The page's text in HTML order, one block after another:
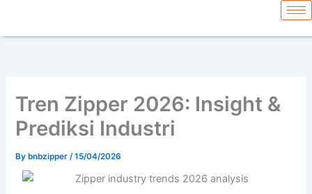
content
Tren Zipper 2026: Insight &
Prediksi Industri
By bnbzipper/15/04/2026